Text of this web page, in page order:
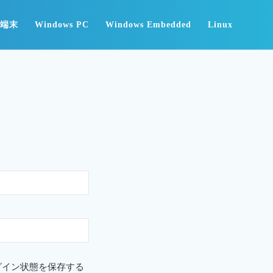
末 Windows PC Windows Embedded Linux
イン状態を保存する